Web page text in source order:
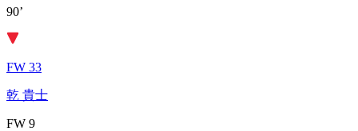
90’
FW 33
乾 貴士
FW 9